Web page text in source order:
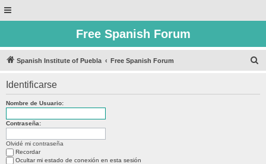
Free Spanish Forum
Spanish Institute of Puebla Free Spanish Forum
Identificarse
Nombre de Usuario:
Contraseña:
Olvidé mi contraseña
Recordar
Ocultar mi estado de conexión en esta sesión